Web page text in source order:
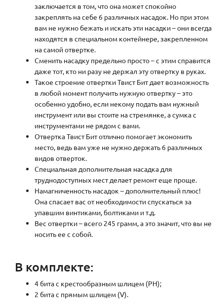
заключается в том, что она может спокойно
закреплять на себе 6 различных насадок. Но при этом
вам не нужно бежать и искать эти насадки – они всегда
находятся в специальном контейнере, закрепленном
на самой отвертке.
Сменить насадку предельно просто – с этим справится
даже тот, кто ни разу не держал эту отвертку в руках.
Такое строение отвертки Твист Бит дает возможность
в любой момент получить нужную отвертку – это
особенно удобно, если некому подать вам нужный
инструмент или вы стоите на стремянке, а сумка с
инструментами не рядом с вами.
Отвертка Твист Бит отлично помогает экономить
место, ведь вам уже не нужно держать 6 различных
видов отверток.
Специальная дополнительная насадка для
труднодоступных мест делает ремонт еще проще.
Намагниченность насадок – дополнительный плюс!
Она спасает вас от необходимости спускаться за
упавшим винтиками, болтиками и т.д.
Вес отвертки – всего 245 грамм, а это значит, что вы не
носить ее с собой.
В комплекте:
4 бита с крестообразным шлицем (PH);
2 бита с прямым шлицем (V).